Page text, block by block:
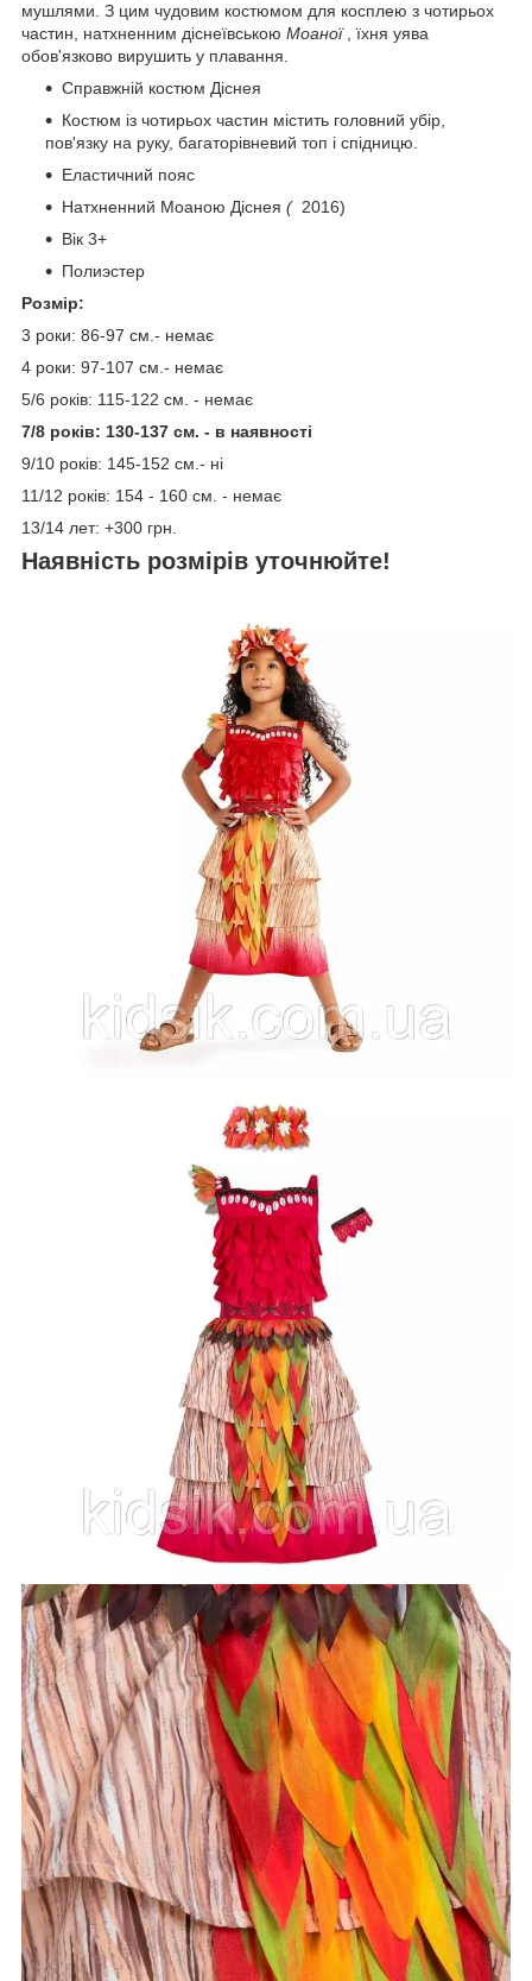
мушлями. З цим чудовим костюмом для косплею з чотирьох
частин, натхненним діснеївською Моаної, їхня уява
обов'язково вирушить у плавання.
Справжній костюм Діснея
Костюм із чотирьох частин містить головний убір,
пов'язку на руку, багаторівневий топ і спідницю.
Еластичний пояс
Натхненний Моаною Діснея ( 2016)
Вік 3+
Полиэстер
Розмір:
3 роки: 86-97 см.- немає
4 роки: 97-107 см.- немає
5/6 років: 115-122 см. - немає
7/8 років: 130-137 см. - в наявності
9/10 років: 145-152 см.- ні
11/12 років: 154 - 160 см. - немає
13/14 лет: +300 грн.
Наявність розмірів уточнюйте!